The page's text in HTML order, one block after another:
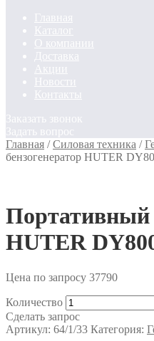
Главная
Каталог
О компании
Доставка
Акции
Новости
Контакты
Заказать звонок
Задать вопрос
Главная /Силовая техника /
бензогенератор HUTER
Портативный
HUTER
Цена по запросу 37790
Количество
Сделать запрос
Артикул: 64/1/33 Категория: